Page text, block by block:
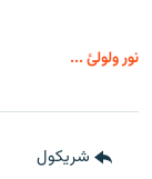
نور ولولئ ...
شريکول